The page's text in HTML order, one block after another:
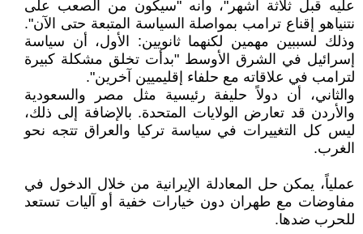
عليه قبل ثلاثة أشهر"، وأنه "سيكون من الصعب على
نتنياهو إقناع ترامب بمواصلة السياسة المتبعة حتى الآن".
وذلك لسببين مهمين لكنهما ثانويين: الأول، أن سياسة
إسرائيل في الشرق الأوسط "بدأت تخلق مشكلة كبيرة
لترامب في علاقاته مع حلفاء إقليميين آخرين".
والثاني، أن دولاً حليفة رئيسية مثل مصر والسعودية
والأردن قد تعارض الولايات المتحدة. بالإضافة إلى ذلك،
ليس كل التغييرات في سياسة تركيا والعراق تتجه نحو
الغرب.
عملياً، يمكن حل المعادلة الإيرانية من خلال الدخول في
مفاوضات مع طهران دون خيارات خفية أو آليات تستعد
للحرب ضدها.